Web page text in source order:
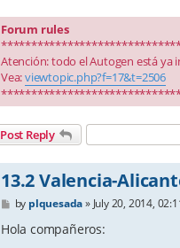
Forum rules
Atención: todo el Autogen está ya
Vea:viewtopic.php?f=17&t=2506
Post Reply
13.2 Valencia-
P
s
by plquesada» July 20, 2014,
Hola compañeros: